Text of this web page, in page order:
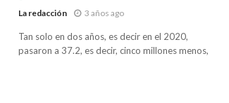
La redacción 3 años ago
Tan solo en dos años, es decir en el 2020,
pasaron a 37.2, es decir, cinco millones menos,